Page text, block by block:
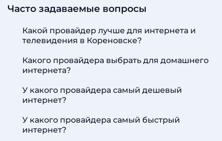
Часто задаваемые вопросы
Какой провайдер лучше для интернета и
телевидения в Кореновске?
Какого провайдера выбрать для домашнего
интернета?
У какого провайдера самый дешевый
интернет?
У какого провайдера самый быстрый
интернет?